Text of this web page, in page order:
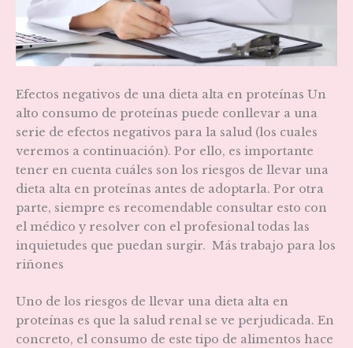
Efectos negativos de una dieta alta en proteínas Un
alto consumo de proteínas puede conllevar a una
serie de efectos negativos para la salud (los cuales
veremos a continuación). Por ello, es importante
tener en cuenta cuáles son los riesgos de llevar una
dieta alta en proteínas antes de adoptarla. Por otra
parte, siempre es recomendable consultar esto con
el médico y resolver con el profesional todas las
inquietudes que puedan surgir. Más trabajo para los
riñones
Uno de los riesgos de llevar una dieta alta en
proteínas es que la salud renal se ve perjudicada. En
concreto, el consumo de este tipo de alimentos hace